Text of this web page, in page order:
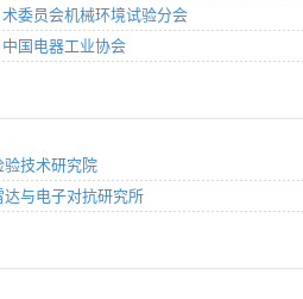
术委员会机械环境试验分会
中国电器工业协会
验技术研究院
与电子对抗研究所